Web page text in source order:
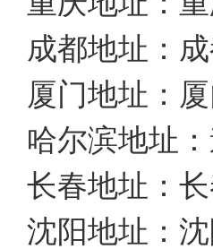
成都地址：
厦门地址：
哈尔滨地址
长春地址：
沈阳地址：